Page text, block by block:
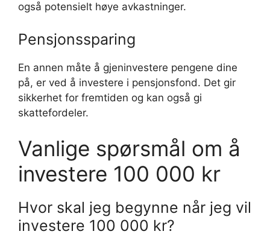
også potensielt høye avkastninger.
Pensjonssparing
En annen måte å gjeninvestere pengene dine
på, er ved å investere i pensjonsfond. Det gir
sikkerhet for fremtiden og kan også gi
skattefordeler.
Vanlige spørsmål om å
investere 100 000 kr
Hvor skal jeg begynne når jeg vil
investere 100 000 kr?